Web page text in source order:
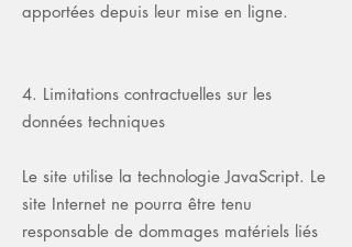
apportées depuis leur mise en ligne.
4. Limitations contractuelles sur les
données techniques
Le site utilise la technologie JavaScript. Le
site Internet ne pourra être tenu
responsable de dommages matériels liés